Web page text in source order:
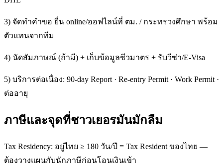
3) จัดทำคำขอ ยื่น online/ออฟไลน์ที่ ตม. / กระทรวงศึกษา พร้อม
ตัวแทนจากทีม
4) นัดสัมภาษณ์ (ถ้ามี) + เก็บข้อมูลชีวมาตร + รับวีซ่า/E-Visa
5) บริการต่อเนื่อง: 90-day Report · Re-entry Permit · Work Permit ·
ต่ออายุ
ภาษีและจุดที่ชาวเยอรมันมักลืม
Tax Residency: อยู่ไทย ≥ 180 วัน/ปี = Tax Resident ของไทย —
ต้องวางแผนกับนักภาษีก่อนโอนเงินเข้า